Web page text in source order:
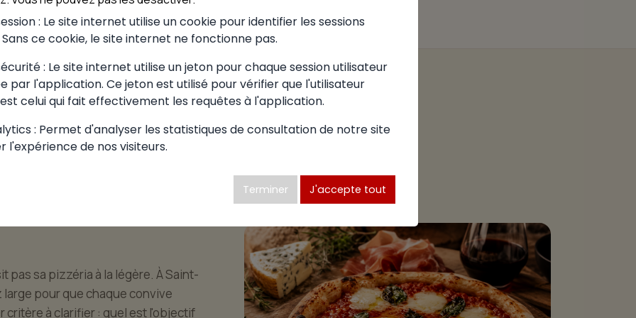
choisir à
pas sa pizzéria à la légère. À Saint-
pour que chaque convive
critère à clarifier : quel est l'objectif
: Le site internet utilise un cookie pour identifier les sessions
ce cookie, le site internet ne fonctionne pas.
: Le site internet utilise un jeton pour chaque session utilisateur
par l'application. Ce jeton est utilisé pour vérifier que l'utilisateur
celui qui fait effectivement les requêtes à l'application.
: Permet d'analyser les statistiques de consultation de notre site
l'expérience de nos visiteurs.
Terminer J'accepte tout